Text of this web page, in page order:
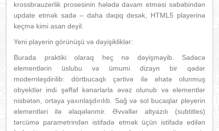
krossbrauzerlik prosesinin hələdə davam etməsi səbəbindən
update etmək sadə – daha dəqiq desək, HTML5 playerinə
keçmə kimi asan deyil.
Yeni playerin görünüşü və dəyişikliklər:
Burada praktiki olaraq heç nə dəyişməyib. Sadəcə
elementlərin üslubu və ümumi dizayn bir qədər
modernləşdirilib: dörtbucaqlı çərtivə ilə əhatə olunmuş
obyektlər indi şəffaf kənarlarla əvəz olunub və elementlər
nisbətən, ortaya yaxınlaşdırılıb. Sağ və sol bucaqlar pleyerin
elementləri ilə əlaqələnmir. Əvvəllər altyazılı (subtitles)
tərcümə parametrindən istifadə etmək üçün istifadə edilən